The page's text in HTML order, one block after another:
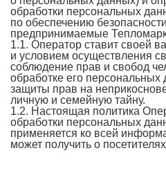
обработки персональных
по обеспечению
предпринимаемые
1.1. Оператор ставит своей
и условием осуществления
соблюдение прав и свобод
обработке его
защиты прав на
личную и семейную тайну.
1.2. Настоящая политика
обработки персональных
применяется ко всей
может получить о